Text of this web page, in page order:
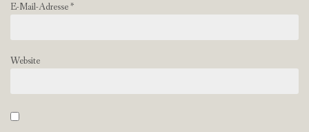
E-Mail-Adresse*
Website